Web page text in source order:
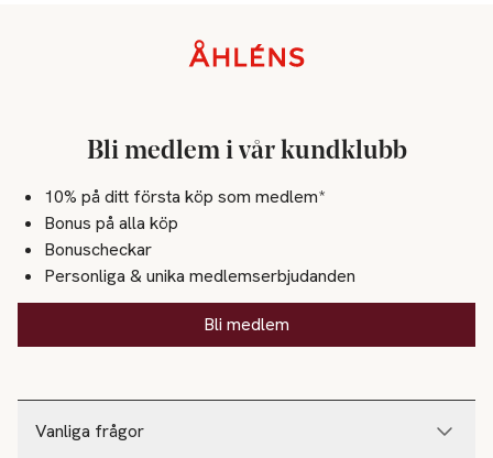
Vanliga frågor
Bli medlem i vår kundklubb
10% på ditt första köp som medlem*
Bonus på alla köp
Bonuscheckar
Personliga & unika medlemserbjudanden
Bli medlem